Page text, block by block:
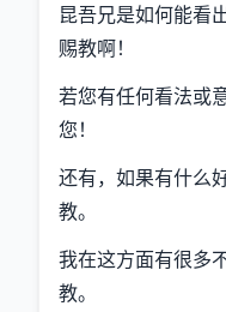
昆吾兄是如何能看
赐教啊！
若您有任何看法或
您！
还有，如果有什么
教。
我在这方面有很多
教。